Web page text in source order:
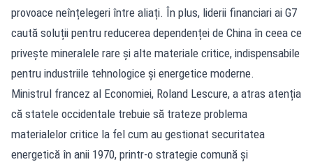
provoace neînțelegeri între aliați. În plus, liderii financiari ai G7
caută soluții pentru reducerea dependenței de China în ceea ce
privește mineralele rare și alte materiale critice, indispensabile
pentru industriile tehnologice și energetice moderne.
Ministrul francez al Economiei, Roland Lescure, a atras atenția
că statele occidentale trebuie să trateze problema
materialelor critice la fel cum au gestionat securitatea
energetică în anii 1970, printr-o strategie comună și